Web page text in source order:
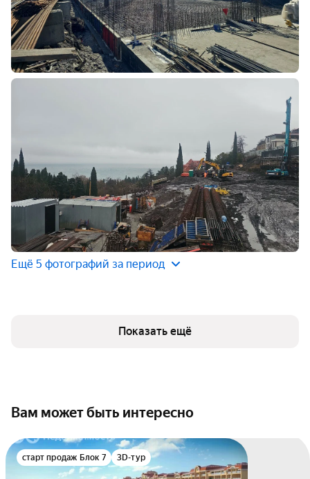
Ещё 5 фотографий за период
Показать ещё
Вам может быть интересно
старт продаж Блок 7 3D-тур